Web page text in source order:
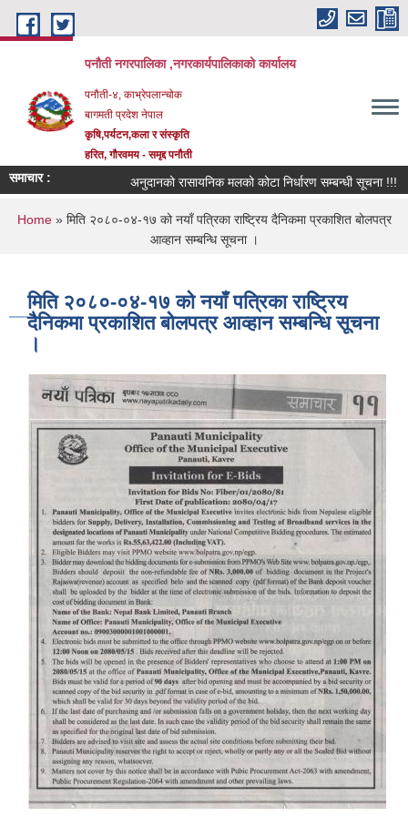
Skip to main content
पनौती नगरपालिका ,नगरकार्यपालिकाको कार्यालय
पनौती-४, काभ्रेपलान्चोक
बागमती प्रदेश नेपाल
कृषि,पर्यटन,कला र संस्कृति
हरित, गौरवमय - समृद्द पनौती
समाचार : अनुदानको रासायनिक मलको कोटा निर्धारण सम्बन्धी सूचना !!!
You are here
Home» मिति २०८०-०४-१७ को नयाँ पत्रिका राष्ट्रिय दैनिकमा प्रकाशित बोलपत्र
आव्हान सम्बन्धि सूचना ।
मिति २०८०-०४-१७ को नयाँ पत्रिका राष्ट्रिय
दैनिकमा प्रकाशित बोलपत्र आव्हान सम्बन्धि सूचना
।